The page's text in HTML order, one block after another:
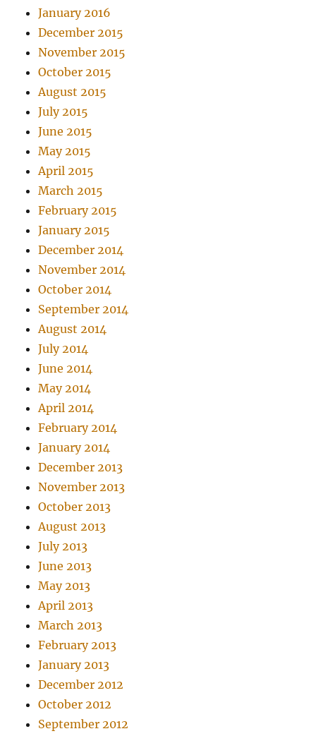
January 2016
December 2015
November 2015
October 2015
August 2015
July 2015
June 2015
May 2015
April 2015
March 2015
February 2015
January 2015
December 2014
November 2014
October 2014
September 2014
August 2014
July 2014
June 2014
May 2014
April 2014
February 2014
January 2014
December 2013
November 2013
October 2013
August 2013
July 2013
June 2013
May 2013
April 2013
March 2013
February 2013
January 2013
December 2012
October 2012
September 2012